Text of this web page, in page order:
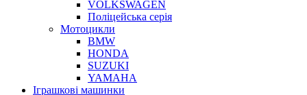
VOLKSWAGEN
Поліцейська серія
Мотоцикли
BMW
HONDA
SUZUKI
YAMAHA
Іграшкові машинки